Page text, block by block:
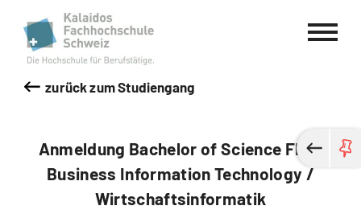
Kalaidos Fachhochschule Schweiz
zurück zum Studiengang
Anmeldung Bachelor of Science FH in
Business Information Technology /
Wirtschaftsinformatik